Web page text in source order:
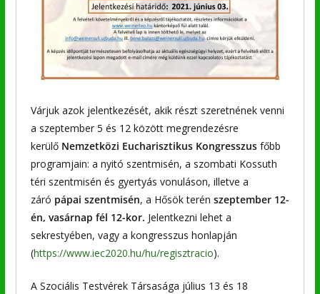
Várjuk azok jelentkezését, akik részt szeretnének venni
a szeptember 5 és 12 között megrendezésre
kerülő Nemzetközi Eucharisztikus Kongresszusfőbb
programjain: a nyitó szentmisén, a szombati Kossuth
téri szentmisén és gyertyás vonuláson, illetve a
záró pápai szentmisén, a Hősök terén szeptember 12-
én, vasárnap fél 12-kor. Jelentkezni lehet a
sekrestyében, vagy a kongresszus honlapján
(https://www.iec2020.hu/hu/regisztracio).
A Szociális Testvérek Társasága július 13 és 18